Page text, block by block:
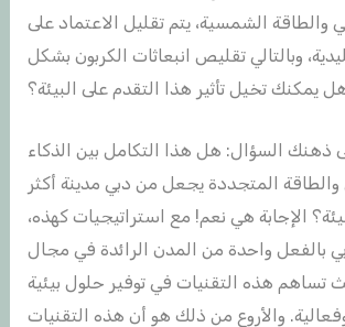
والطاقة الشمسية، يتم تقليل الاعتماد على
وبالتالي تقليص انبعاثات الكربون بشكل
يمكنك تخيل تأثير هذا التقدم على البيئة؟
ذهنك السؤال: هل هذا التكامل بين الذكاء
والطاقة المتجددة يجعل من دبي مدينة أكثر
الإجابة هي نعم! مع استراتيجيات كهذه،
بالفعل واحدة من المدن الرائدة في مجال
تساهم هذه التقنيات في توفير حلول بيئية
والأروع من ذلك هو أن هذه التقنيات